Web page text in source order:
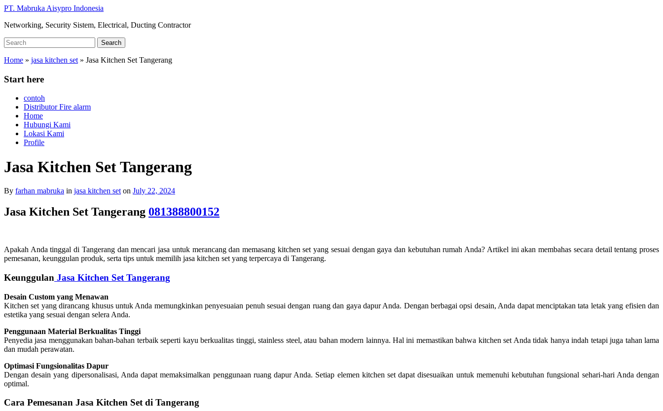
Skip
main
PT. Mabruka Aisypro Indonesia
Networking, Security Sistem, Electrical, Ducting Contractor
Search
for:
Search
Home » jasa kitchen set » Jasa Kitchen Set Tangerang
Start here
contoh
Distributor Fire alarm
Home
Hubungi Kami
Lokasi Kami
Profile
Jasa Kitchen Set Tangerang
By farhan mabruka in jasa kitchen set on July 22, 2024
Jasa Kitchen Set Tangerang 081388800152
Apakah Anda tinggal di Tangerang dan mencari jasa untuk merancang dan memasang kitchen set yang sesuai dengan gaya dan kebutuhan rumah Anda? Artikel ini akan membahas secara detail tentang proses
pemesanan, keunggulan produk, serta tips untuk memilih jasa kitchen set yang terpercaya di Tangerang.
Keunggulan Jasa Kitchen Set Tangerang
Desain Custom yang Menawan
Kitchen set yang dirancang khusus untuk Anda memungkinkan penyesuaian penuh sesuai dengan ruang dan gaya dapur Anda. Dengan berbagai opsi desain, Anda dapat menciptakan tata letak yang efisien dan
estetika yang sesuai dengan selera Anda.
Penggunaan Material Berkualitas Tinggi
Penyedia jasa menggunakan bahan-bahan terbaik seperti kayu berkualitas tinggi, stainless steel, atau bahan modern lainnya. Hal ini memastikan bahwa kitchen set Anda tidak hanya indah tetapi juga tahan lama
dan mudah perawatan.
Optimasi Fungsionalitas Dapur
Dengan desain yang dipersonalisasi, Anda dapat memaksimalkan penggunaan ruang dapur Anda. Setiap elemen kitchen set dapat disesuaikan untuk memenuhi kebutuhan fungsional sehari-hari Anda dengan
optimal.
Cara Pemesanan Jasa Kitchen Set di Tangerang